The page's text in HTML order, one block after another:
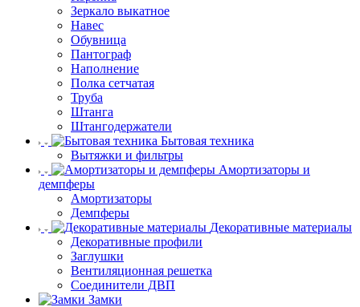
Зеркало выкатное
Навес
Обувница
Пантограф
Наполнение
Полка сетчатая
Труба
Штанга
Штангодержатели
Бытовая техника
Вытяжки и фильтры
Амортизаторы и
демпферы
Амортизаторы
Демпферы
Декоративные материалы
Декоративные профили
Заглушки
Вентиляционная решетка
Соединители ДВП
Замки